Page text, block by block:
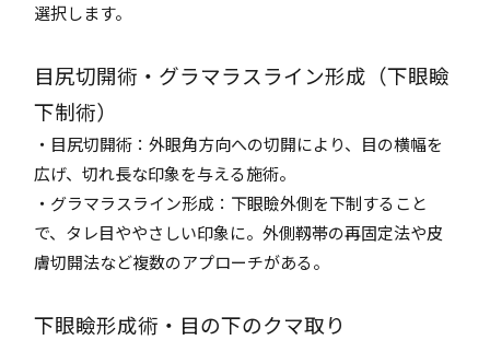
選択します。
目尻切開術・グラマラスライン形成（下眼瞼
下制術）
・目尻切開術：外眼角方向への切開により、目の横幅を
広げ、切れ長な印象を与える施術。
・グラマラスライン形成：下眼瞼外側を下制すること
で、タレ目ややさしい印象に。外側靱帯の再固定法や皮
膚切開法など複数のアプローチがある。
下眼瞼形成術・目の下のクマ取り